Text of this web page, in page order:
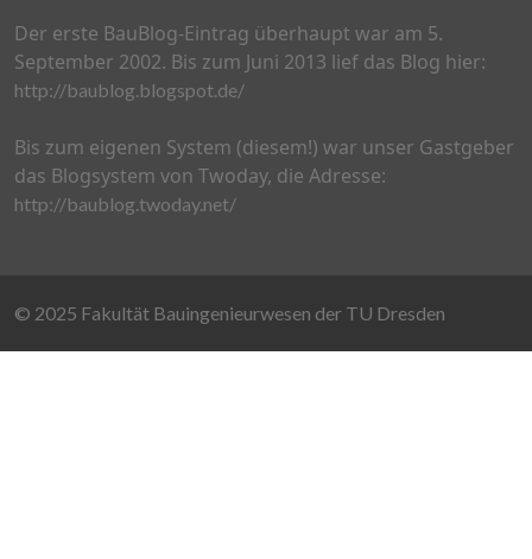
Der erste BauBlog-Eintrag überhaupt war am 5.
September 2002. Bis zum Juni 2013 lief das Blog hier:
http://baublog.blogspot.de/
Bis zum eigenen System (diesem!) war unser Gastgeber
das Blogsystem von Twoday, die Adresse:
http://baublog.twoday.net/
© 2025 Fakultät Bauingenieurwesen der TU Dresden